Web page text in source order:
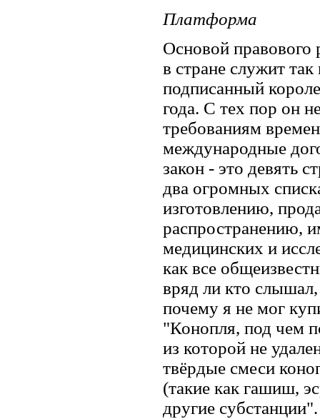
Платформа
Основой правового
в стране служит
подписанный
года. С тех пор он
требованиям
международные
закон - это девять
два огромных
изготовлению,
распространению,
медицинских и
как все
вряд ли кто
почему я не мог
"Конопля, под чем
из которой не
твёрдые смеси
(такие как гашиш,
другие